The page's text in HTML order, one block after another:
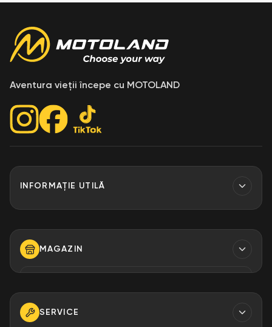
Aventura vieții începe cu MOTOLAND
INFORMAȚIE UTILĂ
Despre Noi
MAGAZIN
+373 79 923 304
+373 79 923 306
SERVICE